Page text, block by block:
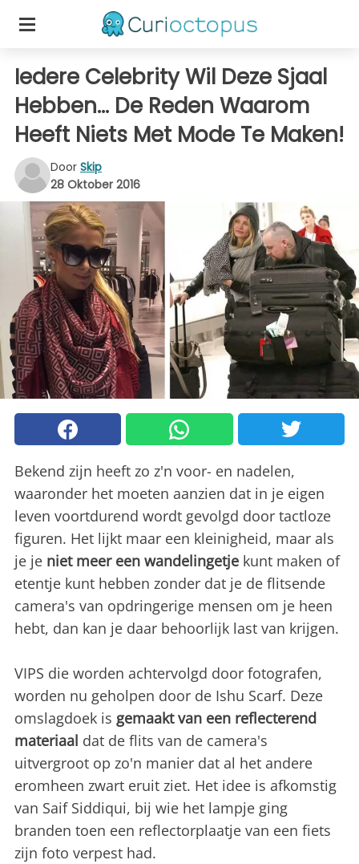
Iedere Celebrity Wil Deze Sjaal
Hebben… De Reden Waarom
Heeft Niets Met Mode Te Maken!
Door Skip
28 Oktober 2016
Bekend zijn heeft zo z'n voor- en nadelen,
waaronder het moeten aanzien dat in je eigen
leven voortdurend wordt gevolgd door tactloze
figuren. Het lijkt maar een kleinigheid, maar als
je je niet meer een wandelingetje kunt maken of
etentje kunt hebben zonder dat je de flitsende
camera's van opdringerige mensen om je heen
hebt, dan kan je daar behoorlijk last van krijgen.
VIPS die worden achtervolgd door fotografen,
worden nu geholpen door de Ishu Scarf. Deze
omslagdoek is gemaakt van een reflecterend
materiaal dat de flits van de camera's
uitvergroot op zo'n manier dat al het andere
eromheen zwart eruit ziet. Het idee is afkomstig
van Saif Siddiqui, bij wie het lampje ging
branden toen een reflectorplaatje van een fiets
zijn foto verpest had.